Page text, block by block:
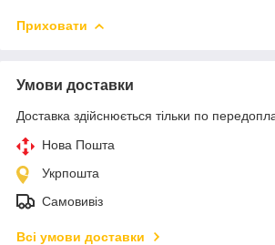
Приховати
Умови доставки
Доставка здійснюється тільки по
Нова Пошта
Укрпошта
Самовивіз
Всі умови доставки